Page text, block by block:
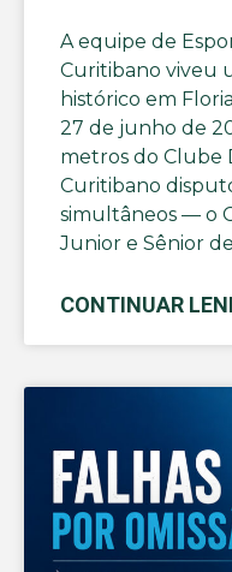
A equipe de
Curitibano viveu
histórico em
27 de junho de
metros do Clube
Curitibano
simultâneos — o
Junior e Sênior de
CONTINUAR